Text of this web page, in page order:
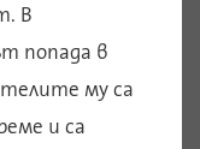
В
попада в
му са
и са